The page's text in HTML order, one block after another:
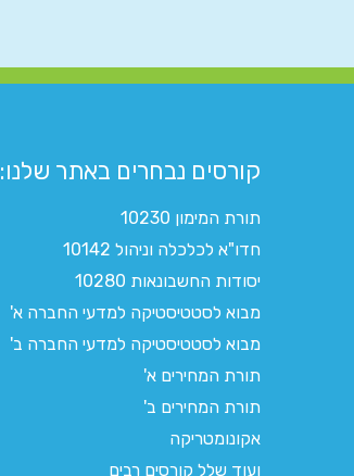
קורסים נבחרים באתר שלנו:​
תורת המימון 10230
חדו"א לכלכלה וניהול 10142
יסודות החשבונאות 10280
מבוא לסטטיסטיקה למדעי החברה א'
מבוא לסטטיסטיקה למדעי החברה ב'
תורת המחירים א'
תורת המחירים ב'
אקונומטריקה
ועוד שלל קורסים רבים